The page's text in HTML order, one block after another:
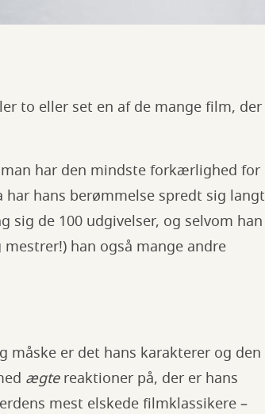
to eller set en af de mange film, der
har den mindste forkærlighed for
hans berømmelse spredt sig langt
sig de 100 udgivelser, og selvom han
han også mange andre
er det hans karakterer og den
ægtereaktioner på, der er hans
mest elskede filmklassikere –